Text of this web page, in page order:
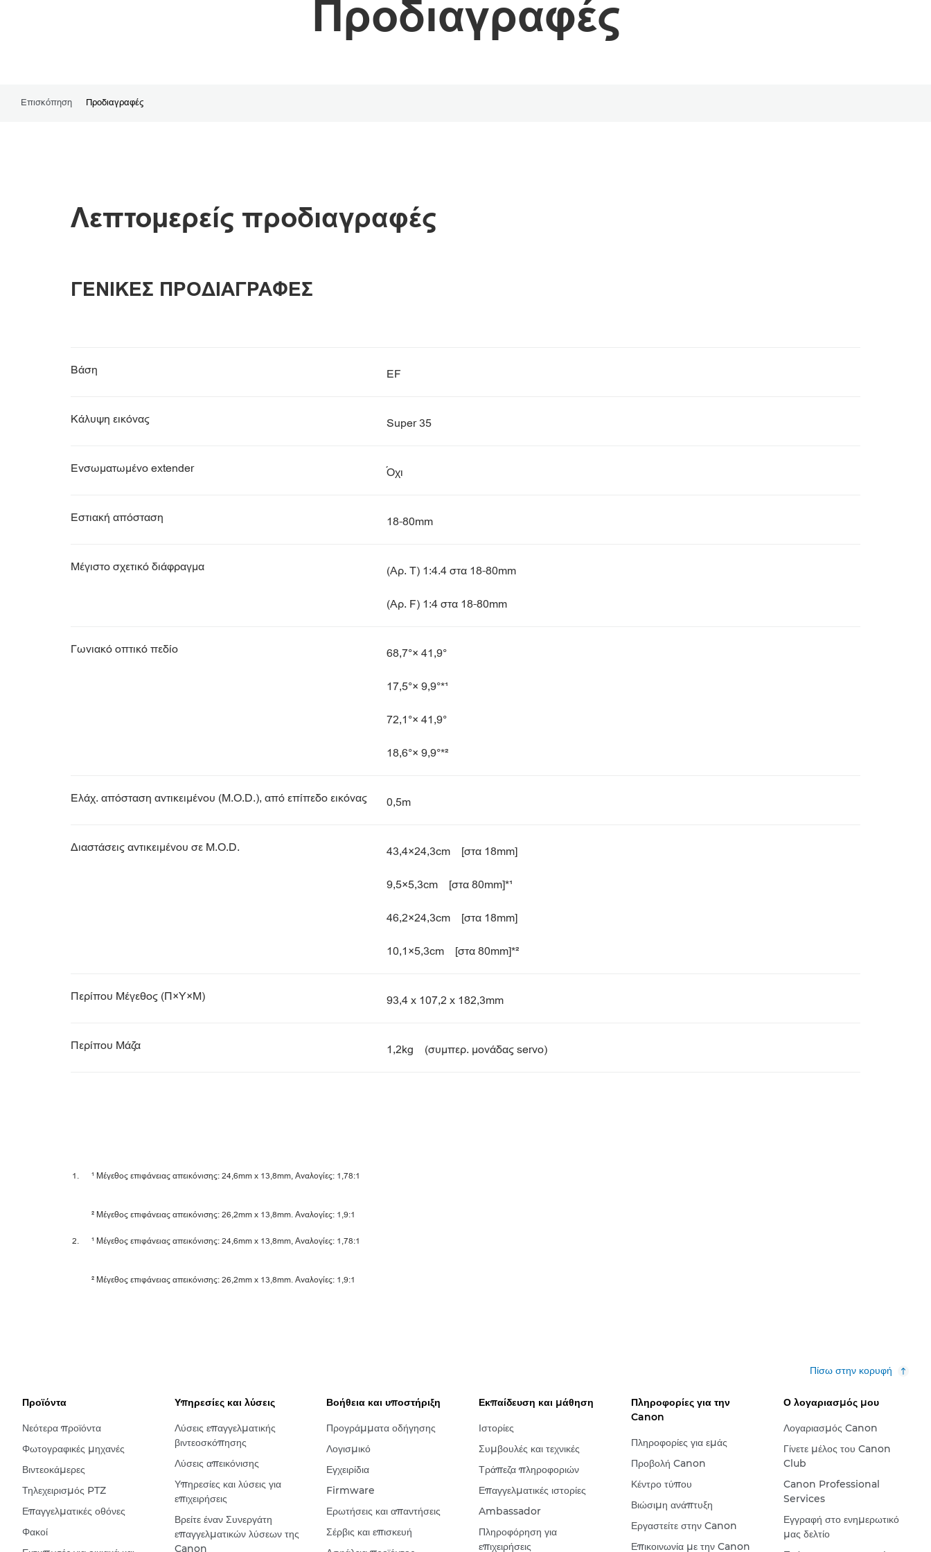
Προδιαγραφές
Επισκόπηση Προδιαγραφές
Λεπτομερείς προδιαγραφές
ΓΕΝΙΚΕΣ ΠΡΟΔΙΑΓΡΑΦΕΣ
Βάση EF
Κάλυψη εικόνας Super 35
Ενσωματωμένο extender Όχι
Εστιακή απόσταση 18-80mm
Μέγιστο σχετικό διάφραγμα (Αρ. T) 1:4.4 στα 18-80mm
(Αρ. F) 1:4 στα 18-80mm
Γωνιακό οπτικό πεδίο 68,7°× 41,9°
17,5°× 9,9°*¹
72,1°× 41,9°
18,6°× 9,9°*²
Ελάχ. απόσταση αντικειμένου (M.O.D.), από επίπεδο εικόνας 0,5m
Διαστάσεις αντικειμένου σε M.O.D. 43,4×24,3cm [στα 18mm]
9,5×5,3cm [στα 80mm]*¹
46,2×24,3cm [στα 18mm]
10,1×5,3cm [στα 80mm]*²
Περίπου Μέγεθος (Π×Υ×Μ) 93,4 x 107,2 x 182,3mm
Περίπου Μάζα 1,2kg (συμπερ. μονάδας servo)
¹ Μέγεθος επιφάνειας απεικόνισης: 24,6mm x 13,8mm, Αναλογίες: 1,78:1
² Μέγεθος επιφάνειας απεικόνισης: 26,2mm x 13,8mm. Αναλογίες: 1,9:1
¹ Μέγεθος επιφάνειας απεικόνισης: 24,6mm x 13,8mm, Αναλογίες: 1,78:1
² Μέγεθος επιφάνειας απεικόνισης: 26,2mm x 13,8mm. Αναλογίες: 1,9:1
Πίσω στην κορυφή
Προϊόντα
Νεότερα προϊόντα
Φωτογραφικές μηχανές
Βιντεοκάμερες
Τηλεχειρισμός PTZ
Επαγγελματικές οθόνες
Φακοί
Υπηρεσίες και λύσεις
Λύσεις επαγγελματικής
βιντεοσκόπησης
Λύσεις απεικόνισης
Υπηρεσίες και λύσεις για
επιχειρήσεις
Βρείτε έναν Συνεργάτη
επαγγελματικών λύσεων της
Canon
Βοήθεια και υποστήριξη
Προγράμματα οδήγησης
Λογισμικό
Εγχειρίδια
Firmware
Ερωτήσεις και απαντήσεις
Σέρβις και επισκευή
Εκπαίδευση και μάθηση
Ιστορίες
Συμβουλές και τεχνικές
Τράπεζα πληροφοριών
Επαγγελματικές ιστορίες
Ambassador
Πληροφόρηση για
επιχειρήσεις
Πληροφορίες για την
Canon
Πληροφορίες για εμάς
Προβολή Canon
Κέντρο τύπου
Βιώσιμη ανάπτυξη
Εργαστείτε στην Canon
Επικοινωνία με την Canon
Ο λογαριασμός μου
Λογαριασμός Canon
Γίνετε μέλος του Canon
Club
Canon Professional
Services
Εγγραφή στο ενημερωτικό
μας δελτίο